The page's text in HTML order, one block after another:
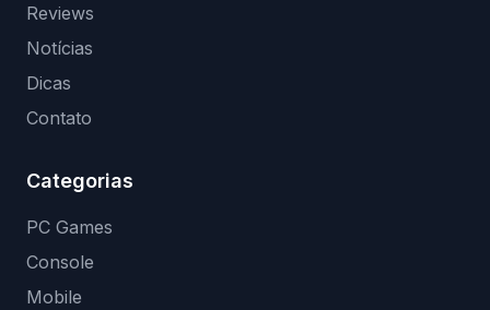
Reviews
Notícias
Dicas
Contato
Categorias
PC Games
Console
Mobile